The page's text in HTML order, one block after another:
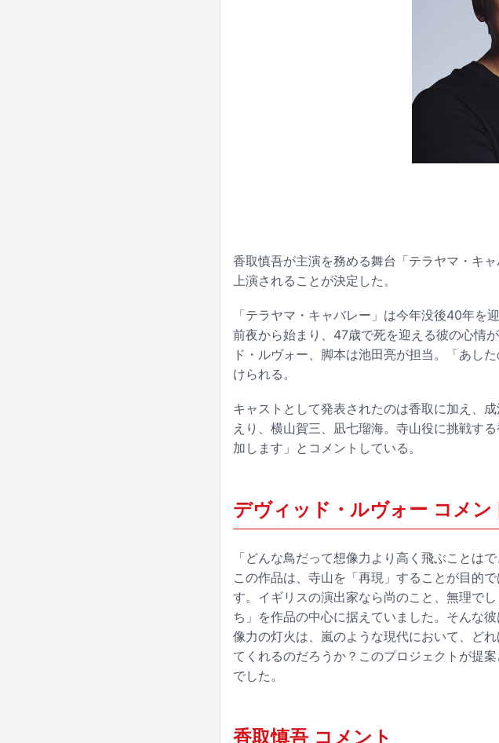
香取慎吾が主演を務める舞台「テラヤマ・キ
上演されることが決定した。
「テラヤマ・キャバレー」は今年没後40年を
前夜から始まり、47歳で死を迎える彼の心情
ド・ルヴォー、脚本は池田亮が担当。「あし
けられる。
キャストとして発表されたのは香取に加え、
えり、横山賀三、凪七瑠海。寺山役に挑戦す
加します」とコメントしている。
デヴィッド・ルヴォー コメン
「どんな鳥だって想像力より高く飛ぶことは
この作品は、寺山を「再現」することが目的
す。イギリスの演出家なら尚のこと、無理で
ち」を作品の中心に据えていました。そんな
像力の灯火は、嵐のような現代において、ど
てくれるのだろうか？このプロジェクトが提
でした。
香取慎吾 コメント